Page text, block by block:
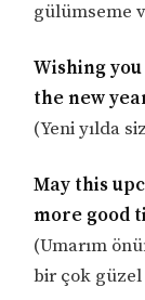
gülümseme
Wishing
the new
(Yeni yılda
May this
more good
(Umarım
bir çok